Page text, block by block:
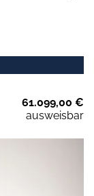
61.099,00 €
ausweisbar